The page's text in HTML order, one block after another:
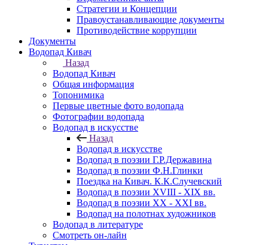
Стратегии и Концепции
Правоустанавливающие документы
Противодействие коррупции
Документы
Водопад Кивач
Назад
Водопад Кивач
Общая информация
Топонимика
Первые цветные фото водопада
Фотографии водопада
Водопад в искусстве
Назад
Водопад в искусстве
Водопад в поэзии Г.Р.Державина
Водопад в поэзии Ф.Н.Глинки
Поездка на Кивач. К.К.Случевский
Водопад в поэзии XVIII - XIX вв.
Водопад в поэзии XX - XXI вв.
Водопад на полотнах художников
Водопад в литературе
Смотреть он-лайн